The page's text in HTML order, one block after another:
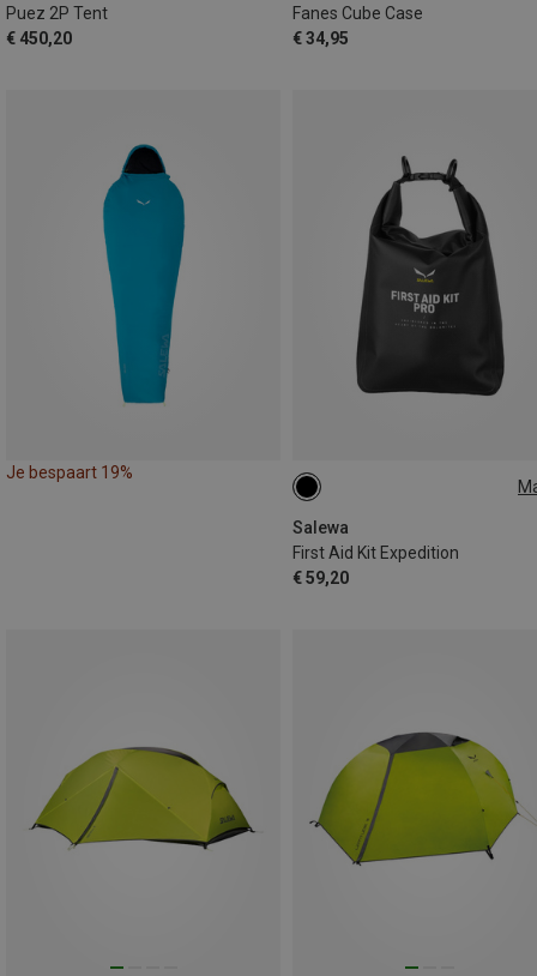
Puez 2P Tent
€ 450,20
Fanes Cube Case
€ 34,95
Je bespaart 19%
Salewa
First Aid Kit Expedition
€ 59,20
ONE SIZE